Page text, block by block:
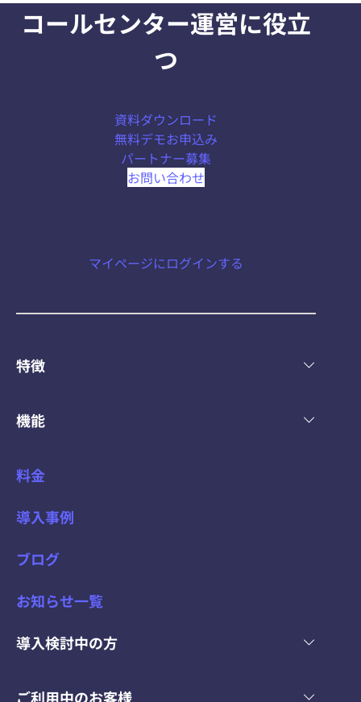
コールセンター運営に役立
つ
資料ダウンロード
無料デモお申込み
パートナー募集
お問い合わせ
マイページにログインする
特徴
機能
料金
導入事例
ブログ
お知らせ一覧
導入検討中の方
ご利用中のお客様